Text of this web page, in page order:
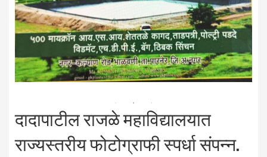
दादापाटील राजळे महाविद्यालयात
राज्यस्तरीय फोटोग्राफी स्पर्धा संपन्न.